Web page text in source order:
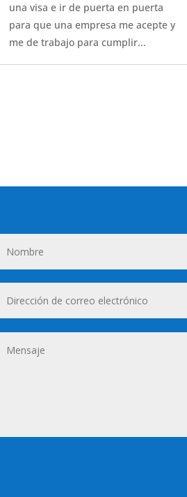
una visa e ir de puerta en puerta
para que una empresa me acepte y
me de trabajo para cumplir...